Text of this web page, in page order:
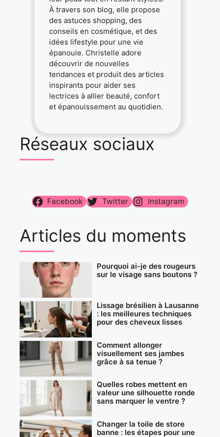
À travers son blog, elle propose
des astuces shopping, des
conseils en cosmétique, et des
idées lifestyle pour une vie
épanouie. Christelle adore
découvrir de nouvelles
tendances et produit des articles
inspirants pour aider ses
lectrices à allier beauté, confort
et épanouissement au quotidien.
Réseaux sociaux
Facebook Twitter Instagram
Articles du moments
Pourquoi ai-je des rougeurs
sur le visage sans boutons ?
Lissage brésilien à Lausanne
: les meilleures techniques
pour des cheveux lisses
Comment allonger
visuellement ses jambes
grâce à sa tenue ?
Quelles robes mettent en
valeur une silhouette ronde
sans marquer le ventre ?
Changer la toile de store
banne : les étapes pour une